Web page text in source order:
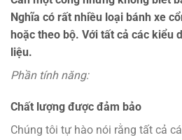
Nghĩa có rất nhiều loại bánh xe
hoặc theo bộ. Với tất cả các kiểu
liệu.
Phần tính năng:
Chất lượng được đảm bảo
Chúng tôi tự hào nói rằng tất cả